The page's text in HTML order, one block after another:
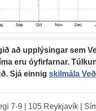
að upplýsingar sem
eru óyfirfarnar.
Sjá einnig skilmála
7-9 | 105 Reykjavík |